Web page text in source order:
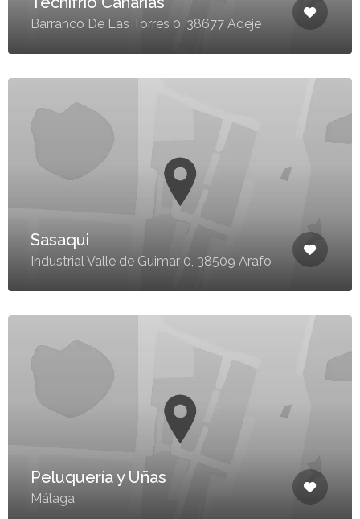
Barranco De Las Torres 0, 38677 Adeje
Sasaqui
Industrial Valle de Guimar 0, 38509 Arafo
Peluquería y Uñas
Málaga